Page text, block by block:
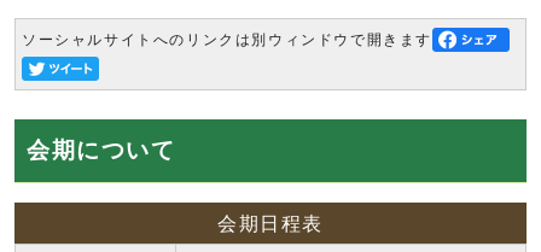
ソーシャルサイトへのリンクは別ウィンドウで開きます
会期について
会期日程表